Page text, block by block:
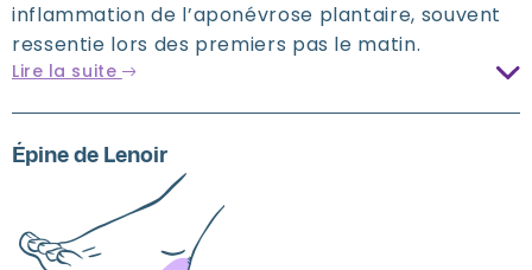
inflammation de l’aponévrose plantaire, souvent
ressentie lors des premiers pas le matin.
Lire la suite
Épine de Lenoir